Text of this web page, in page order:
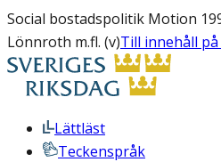
Social bostadspolitik Motion
Lönnroth m.fl. (v)Till innehåll på
Lättläst
Teckenspråk